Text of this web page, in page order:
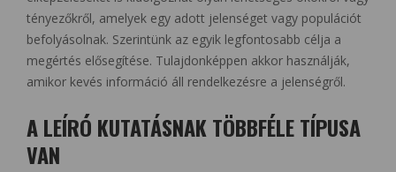
tényezőkről, amelyek egy adott jelenséget vagy populációt
befolyásolnak. Szerintünk az egyik legfontosabb célja a
megértés elősegítése. Tulajdonképpen akkor használják,
amikor kevés információ áll rendelkezésre a jelenségről.
A LEÍRÓ KUTATÁSNAK TÖBBFÉLE TÍPUSA
VAN